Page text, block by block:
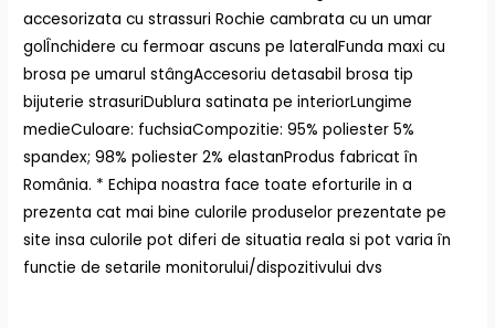
accesorizata cu strassuri Rochie cambrata cu un umar
golÎnchidere cu fermoar ascuns pe lateralFunda maxi cu
brosa pe umarul stângAccesoriu detasabil brosa tip
bijuterie strasuriDublura satinata pe interiorLungime
medieCuloare: fuchsiaCompozitie: 95% poliester 5%
spandex; 98% poliester 2% elastanProdus fabricat în
România. * Echipa noastra face toate eforturile in a
prezenta cat mai bine culorile produselor prezentate pe
site insa culorile pot diferi de situatia reala si pot varia în
functie de setarile monitorului/dispozitivului dvs